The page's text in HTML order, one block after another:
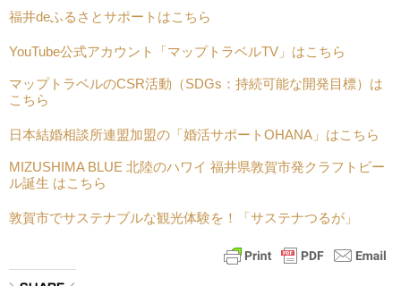
福井deふるさとサポートはこちら
YouTube公式アカウント「マップトラベルTV」はこちら
マップトラベルのCSR活動（SDGs：持続可能な開発目標）は
こちら
日本結婚相談所連盟加盟の「婚活サポートOHANA」はこちら
MIZUSHIMA BLUE 北陸のハワイ 福井県敦賀市発クラフトビー
ル誕生 はこちら
敦賀市でサステナブルな観光体験を！「サステナつるが」